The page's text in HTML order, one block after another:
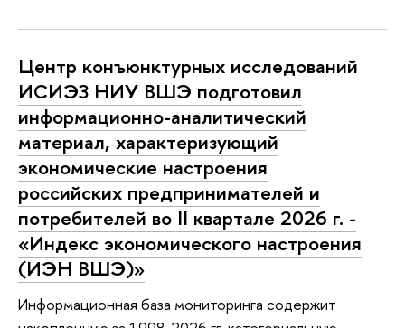
Центр конъюнктурных исследований
ИСИЭЗ НИУ ВШЭ подготовил
информационно-аналитический
материал, характеризующий
экономические настроения
российских предпринимателей и
потребителей во II квартале 2026 г. -
«Индекс экономического настроения
(ИЭН ВШЭ)»
Информационная база мониторинга содержит